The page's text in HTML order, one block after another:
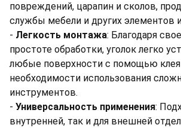
повреждений, царапин и сколов,
службы мебели и других элементов
- Легкость монтажа: Благодаря
простоте обработки, уголок легко
любые поверхности с помощью клея
необходимости использования
инструментов.
- Универсальность применения:
внутренней, так и для внешней